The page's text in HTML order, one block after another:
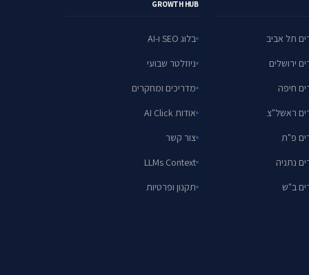
תל אביב
ירושלים
חיפה
ראשל"צ
פ"ת
נתניה
ב"ש
GROWTH HUB
בלוג SEO ו-AI
ניוזלטר שבועי
מדריכים ומחקרים
אודות AI Click
צור קשר
LLMs Context
תקנון ופרטיות